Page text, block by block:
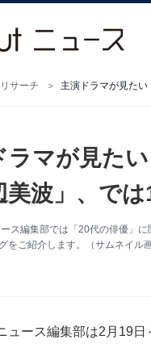
リサーチ 主演ドラマが見た
ラマが見た
美波」、で
ス編集部では「20代の俳優」
をご紹介します。（サムネイル
ュース編集部は2月19